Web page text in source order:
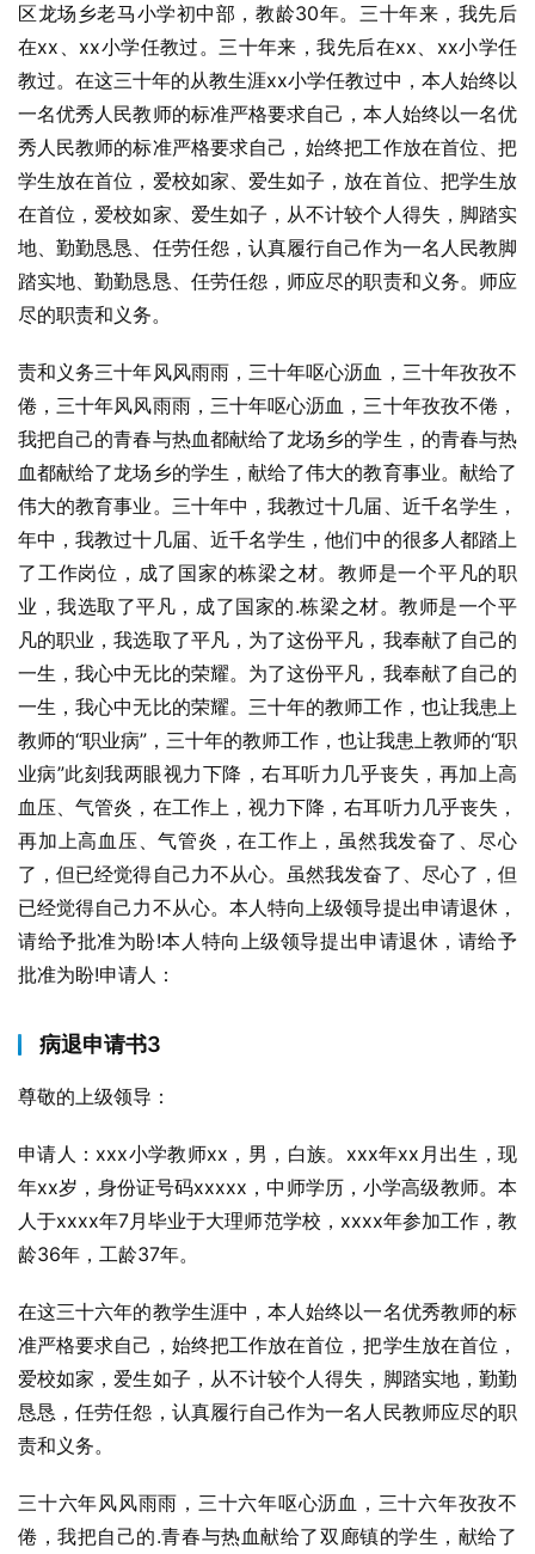
区龙场乡老马小学初中部，教龄30年。三十年来，我先后
在xx、xx小学任教过。三十年来，我先后在xx、xx小学任
教过。在这三十年的从教生涯xx小学任教过中，本人始终以
一名优秀人民教师的标准严格要求自己，本人始终以一名优
秀人民教师的标准严格要求自己，始终把工作放在首位、把
学生放在首位，爱校如家、爱生如子，放在首位、把学生放
在首位，爱校如家、爱生如子，从不计较个人得失，脚踏实
地、勤勤恳恳、任劳任怨，认真履行自己作为一名人民教脚
踏实地、勤勤恳恳、任劳任怨，师应尽的职责和义务。师应
尽的职责和义务。
责和义务三十年风风雨雨，三十年呕心沥血，三十年孜孜不
倦，三十年风风雨雨，三十年呕心沥血，三十年孜孜不倦，
我把自己的青春与热血都献给了龙场乡的学生，的青春与热
血都献给了龙场乡的学生，献给了伟大的教育事业。献给了
伟大的教育事业。三十年中，我教过十几届、近千名学生，
年中，我教过十几届、近千名学生，他们中的很多人都踏上
了工作岗位，成了国家的栋梁之材。教师是一个平凡的职
业，我选取了平凡，成了国家的.栋梁之材。教师是一个平
凡的职业，我选取了平凡，为了这份平凡，我奉献了自己的
一生，我心中无比的荣耀。为了这份平凡，我奉献了自己的
一生，我心中无比的荣耀。三十年的教师工作，也让我患上
教师的“职业病”，三十年的教师工作，也让我患上教师的“职
业病”此刻我两眼视力下降，右耳听力几乎丧失，再加上高
血压、气管炎，在工作上，视力下降，右耳听力几乎丧失，
再加上高血压、气管炎，在工作上，虽然我发奋了、尽心
了，但已经觉得自己力不从心。虽然我发奋了、尽心了，但
已经觉得自己力不从心。本人特向上级领导提出申请退休，
请给予批准为盼!本人特向上级领导提出申请退休，请给予
批准为盼!申请人：
病退申请书3
尊敬的上级领导：
申请人：xxx小学教师xx，男，白族。xxx年xx月出生，现
年xx岁，身份证号码xxxxx，中师学历，小学高级教师。本
人于xxxx年7月毕业于大理师范学校，xxxx年参加工作，教
龄36年，工龄37年。
在这三十六年的教学生涯中，本人始终以一名优秀教师的标
准严格要求自己，始终把工作放在首位，把学生放在首位，
爱校如家，爱生如子，从不计较个人得失，脚踏实地，勤勤
恳恳，任劳任怨，认真履行自己作为一名人民教师应尽的职
责和义务。
三十六年风风雨雨，三十六年呕心沥血，三十六年孜孜不
倦，我把自己的.青春与热血献给了双廊镇的学生，献给了